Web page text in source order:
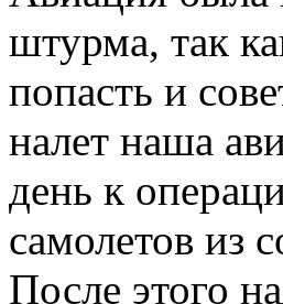
штурма, так
попасть и
налет наша
день к
самолетов из
После этого